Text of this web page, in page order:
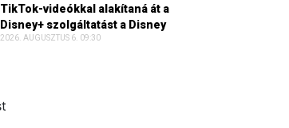
TikTok-videókkal alakítaná át a
Disney+ szolgáltatást a Disney
2026. AUGUSZTUS 6. 09:30